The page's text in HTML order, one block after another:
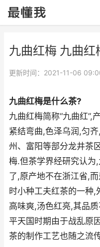
九曲红梅 九曲
更新时间：2021-11-06
九曲红梅是什么茶?
九曲红梅简称“九曲红”,
紧结弯曲,色泽乌润,匀
州、富阳等部分龙井茶
梅.但茶学界经研究认为
了,原产地不在浙江省,
时小种工夫红茶的一种
高味爽,汤色红亮,其品
平天国时期由于战乱原
茶的制作工艺也随之流